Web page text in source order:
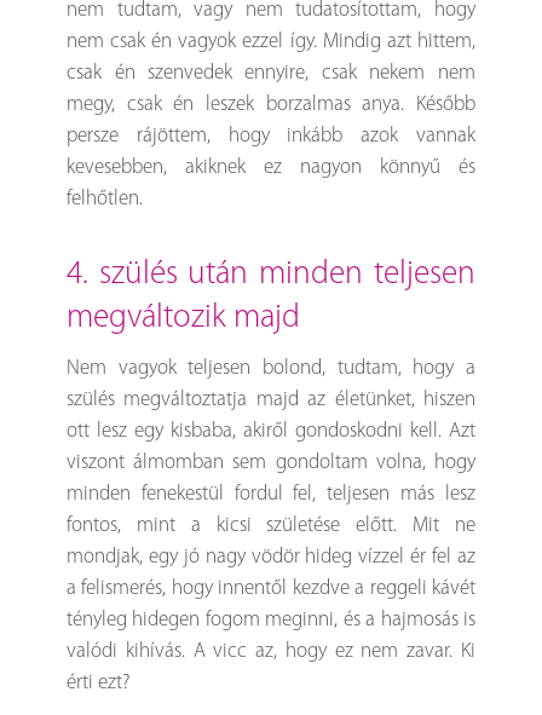
nem tudtam, vagy nem tudatosítottam, hogy
nem csak én vagyok ezzel így. Mindig azt hittem,
csak én szenvedek ennyire, csak nekem nem
megy, csak én leszek borzalmas anya. Később
persze rájöttem, hogy inkább azok vannak
kevesebben, akiknek ez nagyon könnyű és
felhőtlen.
4. szülés után minden teljesen
megváltozik majd
Nem vagyok teljesen bolond, tudtam, hogy a
szülés megváltoztatja majd az életünket, hiszen
ott lesz egy kisbaba, akiről gondoskodni kell. Azt
viszont álmomban sem gondoltam volna, hogy
minden fenekestül fordul fel, teljesen más lesz
fontos, mint a kicsi születése előtt. Mit ne
mondjak, egy jó nagy vödör hideg vízzel ér fel az
a felismerés, hogy innentől kezdve a reggeli kávét
tényleg hidegen fogom meginni, és a hajmosás is
valódi kihívás. A vicc az, hogy ez nem zavar. Ki
érti ezt?